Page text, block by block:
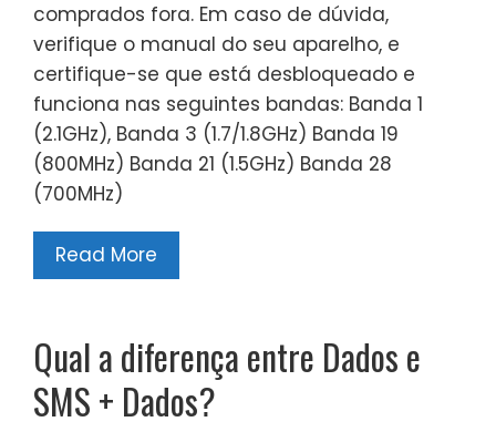
comprados fora. Em caso de dúvida,
verifique o manual do seu aparelho, e
certifique-se que está desbloqueado e
funciona nas seguintes bandas: Banda 1
(2.1GHz), Banda 3 (1.7/1.8GHz) Banda 19
(800MHz) Banda 21 (1.5GHz) Banda 28
(700MHz)
Read More
Qual a diferença entre Dados e
SMS + Dados?